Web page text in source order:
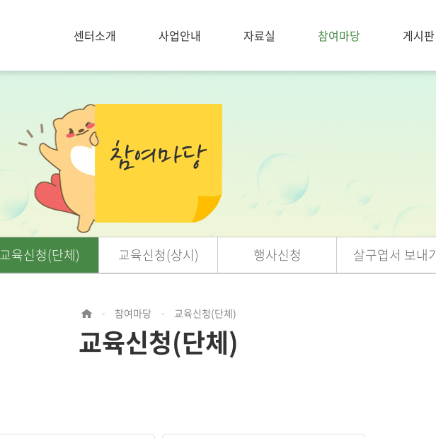
센터소개 사업안내 자료실 참여마당 게시판
육신청(단체) 교육신청(상시) 행사신청 살구엽서 보내
> 참여마당 > 교육신청(단체)
교육신청(단체)